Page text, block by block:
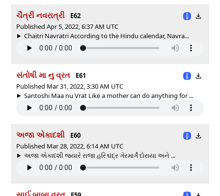
ચૈત્રી નવરાત્રી
E62
Published Apr 5, 2022, 6:37 AM UTC
Chaitri Navratri According to the Hindu calendar, Navra...
સંતોષી મા નુ વ્રત
E61
Published Mar 31, 2022, 3:30 AM UTC
Santoshi Maa nu Vrat Like a mother can do anything for ...
અજા એકાદશી
E60
Published Mar 28, 2022, 6:14 AM UTC
અજા એકાદશી જ્યારે રાજા હરિશ્ચંદ્ર ગેરમાર્ગે દોરાયા અને ...